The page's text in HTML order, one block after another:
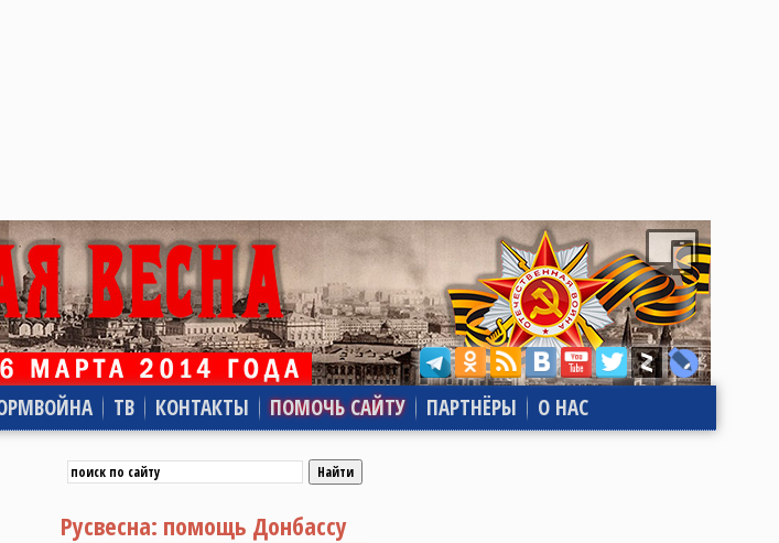
ТВ КОНТАКТЫ ПОМОЧЬ САЙТУ ПАРТНЁРЫ О НАС
Русвесна: помощь Донбассу